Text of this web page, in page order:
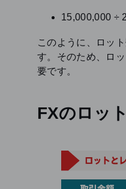
15,000,000 ÷
このように、ロッ
す。そのため、ロ
要です。
FXのロッ